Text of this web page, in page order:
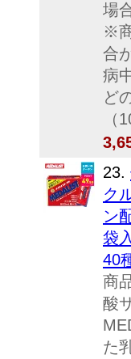
場
※
合
病
ど
（
23.
ク
ン
袋
40
商
酸
た